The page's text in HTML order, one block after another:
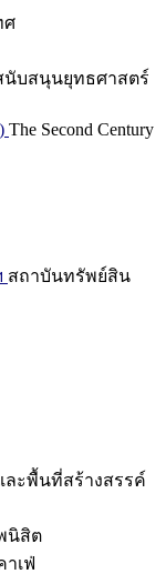
ศ
บสนุนยุทธศาสตร์
The Second Century
สถาบันทรัพย์สิน
ะพื้นที่สร้างสรรค์
นิสิต
เฟ่